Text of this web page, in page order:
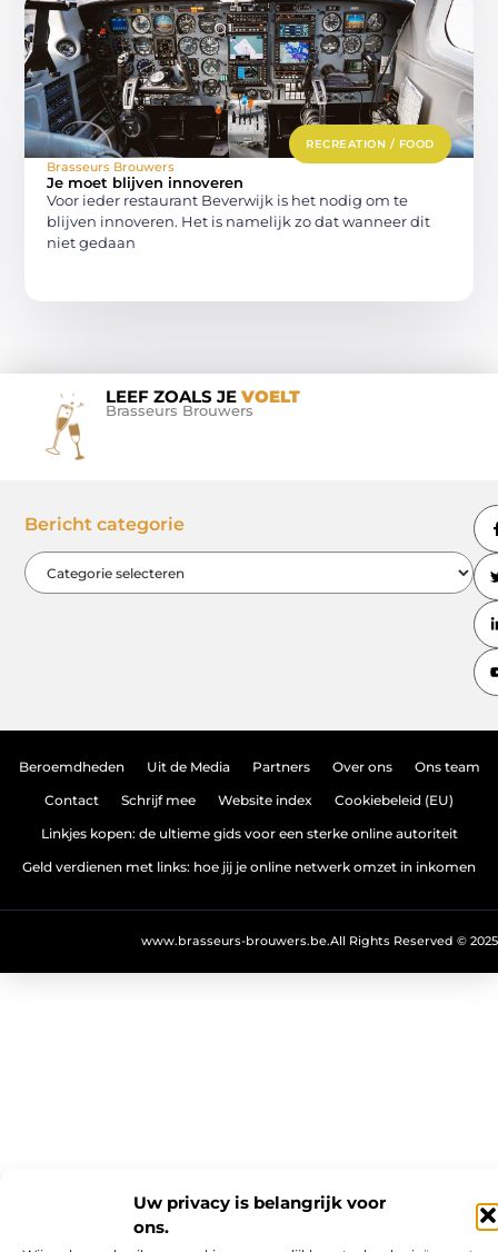
Uw privacy is belangrijk voor
ons.
RECREATION / FOOD
Brasseurs Brouwers
Je moet blijven innoveren
Voor ieder restaurant Beverwijk is het nodig om te
blijven innoveren. Het is namelijk zo dat wanneer dit
niet gedaan
LEEF ZOALS JE VOELT
Brasseurs Brouwers
Bericht categorie
Beroemdheden Uit de Media Partners Over ons Ons team
Contact Schrijf mee Website index Cookiebeleid (EU)
Linkjes kopen: de ultieme gids voor een sterke online autoriteit
Geld verdienen met links: hoe jij je online netwerk omzet in inkomen
All Rights Reserved © 2025
www.brasseurs-brouwers.be.